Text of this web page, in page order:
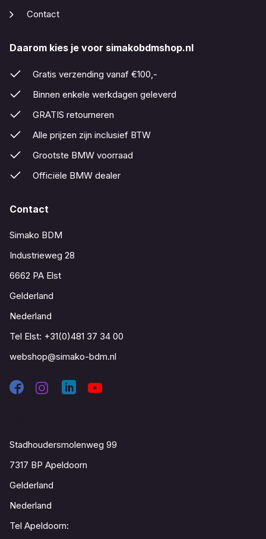
Contact
Daarom kies je voor simakobdmshop.nl
Gratis verzending vanaf €100,-
Binnen enkele werkdagen geleverd
GRATIS retourneren
Alle prijzen zijn inclusief BTW
Grootste BMW voorraad
Officiële BMW dealer
Contact
Simako BDM
Industrieweg 28
6662 PA Elst
Gelderland
Nederland
Tel Elst: +31(0)481 37 34 00
webshop@simako-bdm.nl
Stadhoudersmolenweg 99
7317 BP Apeldoorn
Gelderland
Nederland
Tel Apeldoorn: